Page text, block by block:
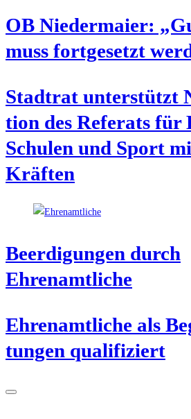
OB Nie­der­mai­er:
muss fort­ge­setzt
Stadt­rat unter­stützt
ti­on des Refe­rats für
Schu­len und Sport
Kräften
Beer­di­gun­gen durch
Ehrenamtliche
Ehren­amt­li­che als
tun­gen qualifiziert